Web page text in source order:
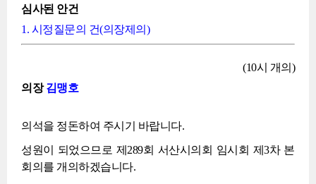
심사된 안건
1. 시정질문의 건(의장제의)
(10시 개의)
의장김맹호
의석을 정돈하여 주시기 바랍니다.
성원이 되었으므로 제289회 서산시의회 임시회 제3차 본
회의를 개의하겠습니다.